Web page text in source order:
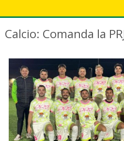
Calcio: Comanda la